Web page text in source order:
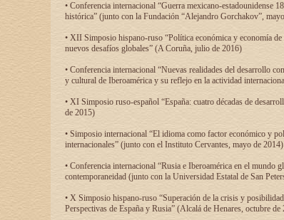
• Conferencia internacional “Guerra mexicano-estadounidense
histórica” (junto con la Fundación “Alejandro Gorchakov”,
• XII Simposio hispano-ruso “Política económica y economía de
nuevos desafíos globales” (A Coruña, julio de 2016)
• Conferencia internacional “Nuevas realidades del desarrollo
y cultural de Iberoamérica y su reflejo en la actividad
• XI Simposio ruso-español “España: cuatro décadas de
de 2015)
• Simposio internacional “El idioma como factor económico y
internacionales” (junto con el Instituto Cervantes, mayo de 2014)
• Conferencia internacional “Rusia e Iberoamérica en el mundo
contemporaneidad (junto con la Universidad Estatal de San
• X Simposio hispano-ruso “Superación de la crisis y
Perspectivas de España y Rusia” (Alcalá de Henares, octubre de